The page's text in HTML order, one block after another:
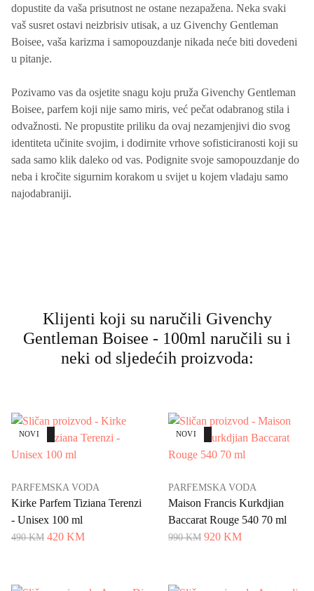
dopustite da vaša prisutnost ne ostane nezapažena. Neka svaki
vaš susret ostavi neizbrisiv utisak, a uz Givenchy Gentleman
Boisee, vaša karizma i samopouzdanje nikada neće biti dovedeni
u pitanje.
Pozivamo vas da osjetite snagu koju pruža Givenchy Gentleman
Boisee, parfem koji nije samo miris, već pečat odabranog stila i
odvažnosti. Ne propustite priliku da ovaj nezamjenjivi dio svog
identiteta učinite svojim, i dodirnite vrhove sofisticiranosti koji su
sada samo klik daleko od vas. Podignite svoje samopouzdanje do
neba i kročite sigurnim korakom u svijet u kojem vladaju samo
najodabraniji.
Klijenti koji su naručili Givenchy
Gentleman Boisee - 100ml naručili su i
neki od sljedećih proizvoda:
AKCIJA
NOVI
PARFEMSKA VODA
Kirke Parfem Tiziana Terenzi
- Unisex 100 ml
490 KM 420 KM
AKCIJA
NOVI
PARFEMSKA VODA
Maison Francis Kurkdjian
Baccarat Rouge 540 70 ml
990 KM 920 KM